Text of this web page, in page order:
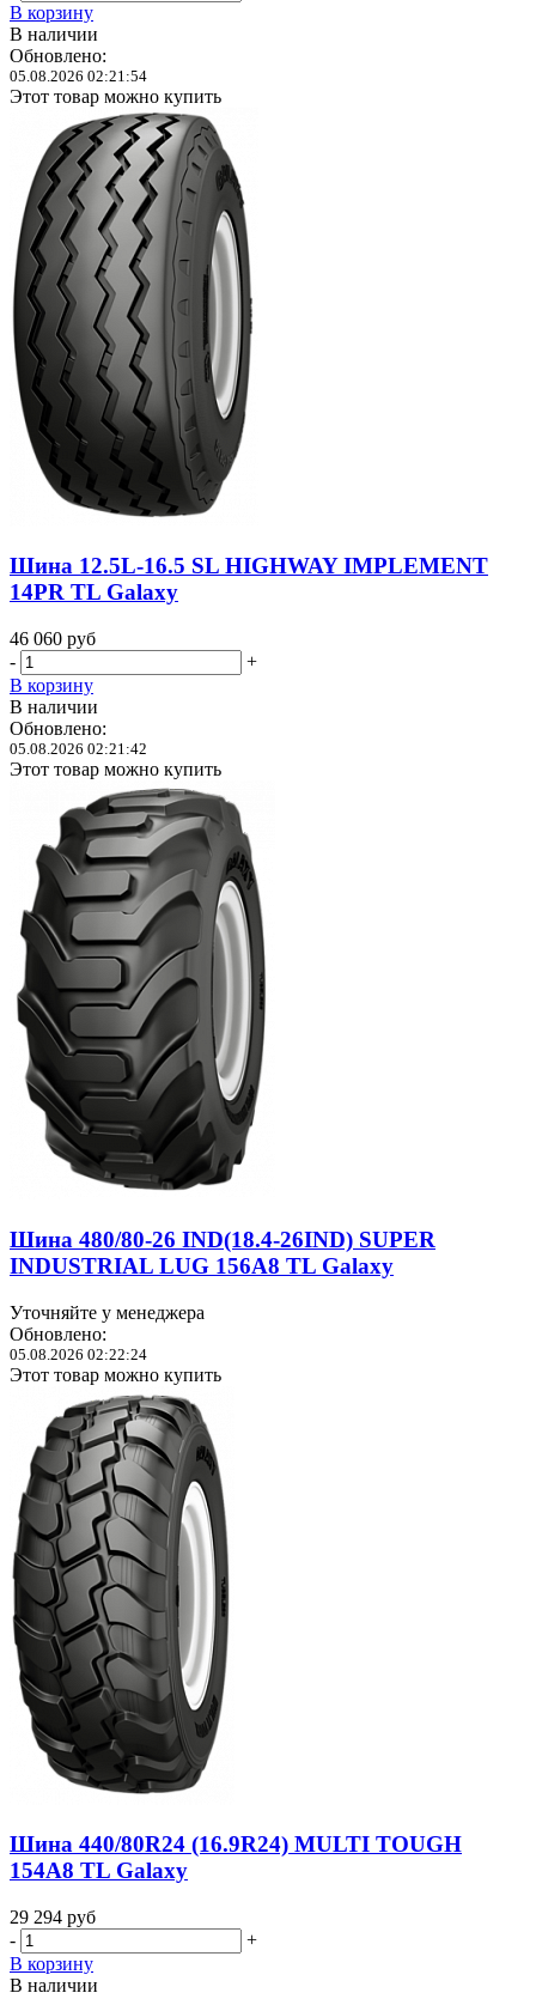
В корзину
В наличии
Обновлено:
05.08.2026 02:21:54
Этот товар можно купить
Шина 12.5L-16.5 SL HIGHWAY IMPLEMENT
14PR TL Galaxy
46 060 руб
-
+
В корзину
В наличии
Обновлено:
05.08.2026 02:21:42
Этот товар можно купить
Шина 480/80-26 IND(18.4-26IND) SUPER
INDUSTRIAL LUG 156A8 TL Galaxy
Уточняйте у менеджера
Обновлено:
05.08.2026 02:22:24
Этот товар можно купить
Шина 440/80R24 (16.9R24) MULTI TOUGH
154A8 TL Galaxy
29 294 руб
-
+
В корзину
В наличии